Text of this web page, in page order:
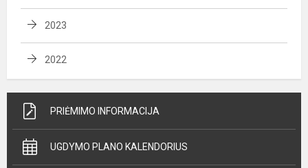
2023
2022
PRIĖMIMO INFORMACIJA
UGDYMO PLANO KALENDORIUS